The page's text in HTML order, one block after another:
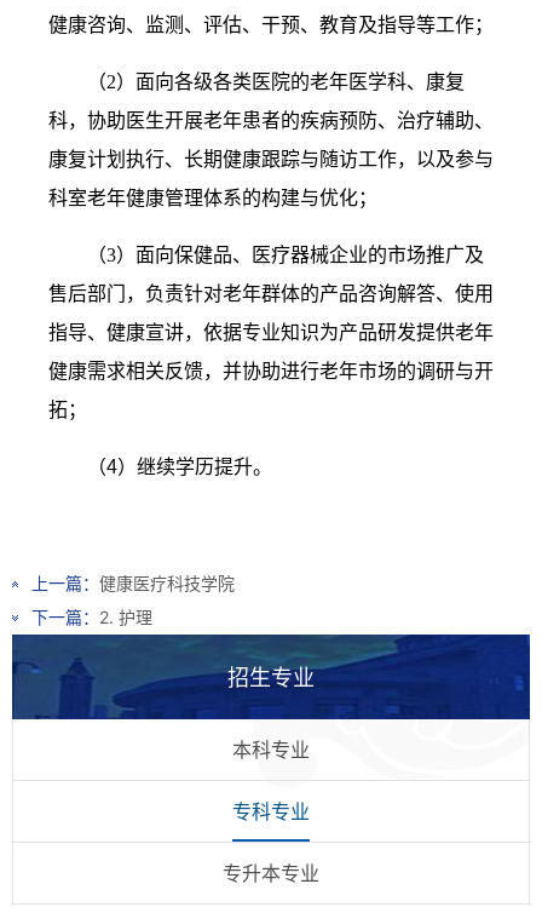
健康咨询、监测、评估、干预、教育及指导等工作；
（2）面向各级各类医院的老年医学科、康复
科，协助医生开展老年患者的疾病预防、治疗辅助、
康复计划执行、长期健康跟踪与随访工作，以及参与
科室老年健康管理体系的构建与优化；
（3）面向保健品、医疗器械企业的市场推广及
售后部门，负责针对老年群体的产品咨询解答、使用
指导、健康宣讲，依据专业知识为产品研发提供老年
健康需求相关反馈，并协助进行老年市场的调研与开
拓；
（4）继续学历提升。
上一篇： 健康医疗科技学院
下一篇： 2. 护理
招生专业
本科专业
专科专业
专升本专业